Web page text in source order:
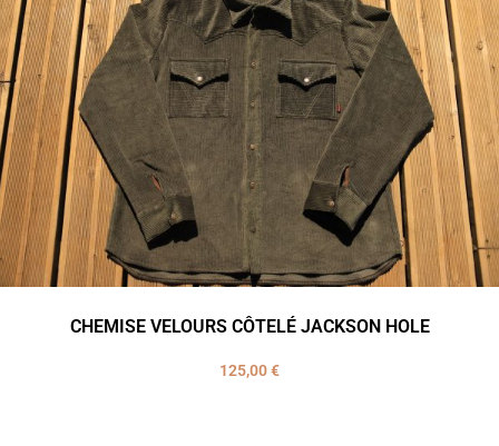
CHEMISE VELOURS CÔTELÉ JACKSON HOLE
125,00€